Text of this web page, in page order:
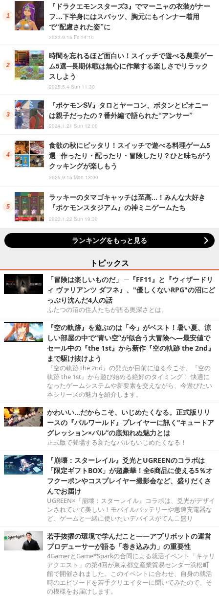
『ドラクエモンスターズ3』でマーニャの衣装がナー
フ…下半身にはスパッツ、胸元にもインナー着用
で“配慮された姿”に
2023.9.15 Fri 14:10
時間を忘れるほど面白い！スイッチで遊べる農業ゲー
ム5選─長期休暇は無心に作業する楽しさでリラック
スしよう
2025.5.4 Sun 11:30
『ポケモンSV』タロとヤーコン、ボタンとピオニー
は親子だったの？番外編で語られた“アンサー”
2024.1.21 Sun 12:00
食欲の秋にピッタリ！スイッチで遊べる料理ゲーム5
選─作ったり・配ったり・冒険したり？ひと味ちがう
クッキングが楽しもう
2025.9.15 Mon 13:00
ラッキーのタマゴキャッチは至高…！みんな大好き
『ポケモンスタジアム』の神ミニゲームたち
2023.1.22 Sun 19:30
ランキングをもっと見る
トピックス
「冒険は楽しいものだ」 ─『FF11』と『ウィザードリ
ィ ヴァリアンツ ダフネ』、"優しくないRPG"の沼にど
っぷり沈んだ4人の話
ふたつの沼の住人たちが語る奥深さとは。
『空の軌跡』を遊ぶのは「今」がベスト！暑い夏、涼
しい部屋の中で“青い空”が似合う大冒険へ―最安値で
セール中の『the 1st』から新作『空の軌跡 the 2nd』
まで駆け抜けよう
『空の軌跡 the 2nd』の発売が目前に迫る今こそ、『空の
軌跡 the 1st』から遊び始める絶好のタイミング！ 快適に
なったゲームシステムや新要素を交えながら、今遊びたい
本シリーズの魅力を紹介します。
かわいい…だからこそ、いじめたくなる。正式版リリ
ースの『パルワールド』プレイヤーに訊く“キュートア
グレッション×パル”の底知れぬ魅力とは
正式版で登場する新たなパルもいじめたくなる！
『崩壊：スターレイル』爻光とUGREENのコラボは
「限定ギフトBOX」が超豪華！全6商品に使える5％オ
フクーポンやコスプレイヤー撮影会など、盛りだくさ
んでお届け
UGREEN×『崩壊：スターレイル』コラボは、爻光がデザイ
ンされていて美しい！モバイルバッテリーや急速充電器な
ど、ゲームと一緒に使いたいデバイスがてんこ盛り
若手抜擢の環境で学んだこと――アプリボットの運営
プロデューサーが語る「巻き込み力」の重要性
4GamerとGame*Sparkの合同による就活イベント「キャリ
アクエスト」の第4回が東京都立産業貿易センター浜松町
館で開催されました。このイベントに合わせ、自身の就活
時のエピソードを若手クリエイターに聞いてみたので、そ
の模様をお届けします。